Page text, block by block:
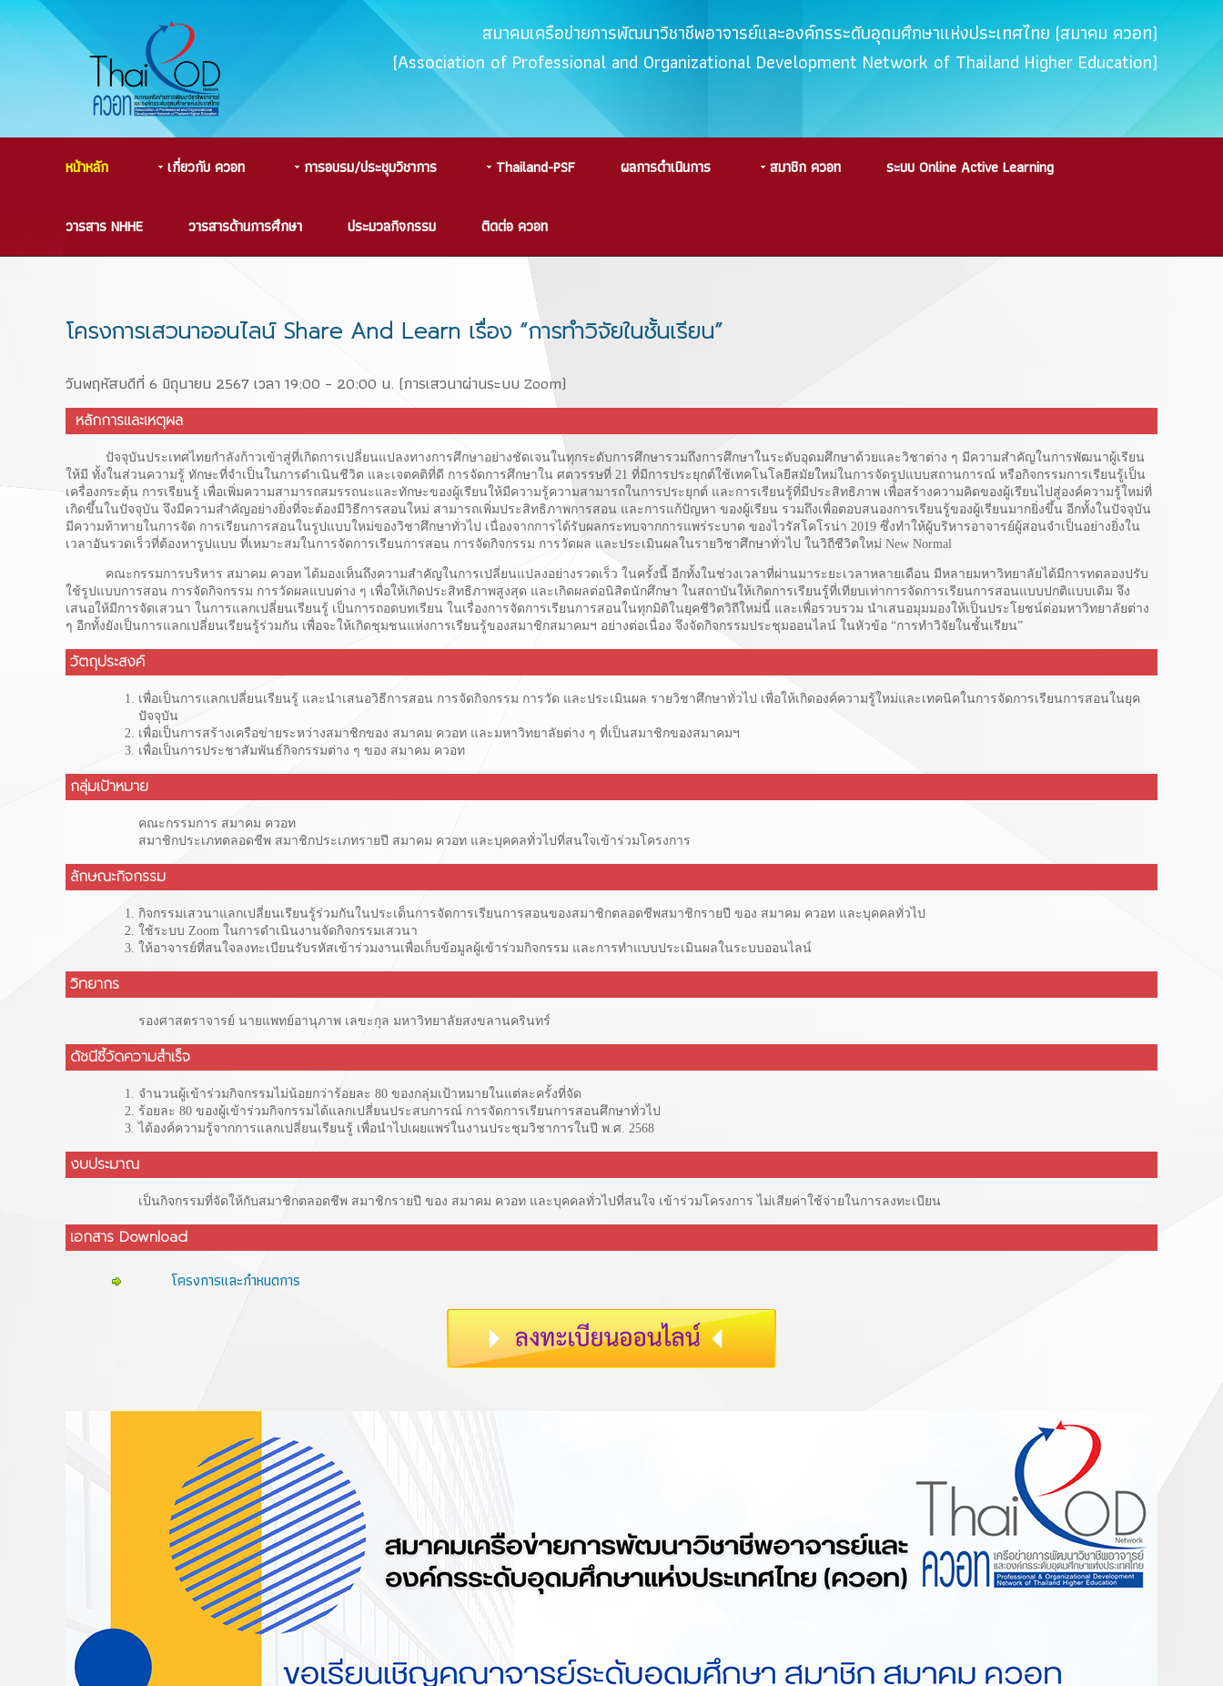
สมาคมเครือข่ายการพัฒนาวิชาชีพอาจารย์และองค์กรระดับอุดมศึกษาแห่งประเทศไทย (สมาคม ควอท)
(Association of Professional and Organizational Development Network of Thailand Higher Education)
หน้าหลัก เกี่ยวกับ ควอท การอบรม/ประชุมวิชาการ Thailand-PSF ผลการดำเนินการ สมาชิก ควอท ระบบ Online Active Learning
วารสาร NHHE วารสารด้านการศึกษา ประมวลกิจกรรม ติดต่อ ควอท
โครงการเสวนาออนไลน์ Share And Learn เรื่อง “การทำวิจัยในชั้นเรียน”
วันพฤหัสบดีที่ 6 มิถุนายน 2567 เวลา 19:00 – 20:00 น. (การเสวนาผ่านระบบ Zoom)
หลักการและเหตุผล
ปัจจุบันประเทศไทยกำลังก้าวเข้าสู่ที่เกิดการเปลี่ยนแปลงทางการศึกษาอย่างชัดเจนในทุกระดับการศึกษารวมถึงการศึกษาในระดับอุดมศึกษาด้วยและวิชาต่าง ๆ มีความสำคัญในการพัฒนาผู้เรียน
ให้มี ทั้งในส่วนความรู้ ทักษะที่จำเป็นในการดำเนินชีวิต และเจตคติที่ดี การจัดการศึกษาใน ศตวรรษที่ 21 ที่มีการประยุกต์ใช้เทคโนโลยีสมัยใหม่ในการจัดรูปแบบสถานการณ์ หรือกิจกรรมการเรียนรู้เป็น
เครื่องกระตุ้น การเรียนรู้ เพื่อเพิ่มความสามารถสมรรถนะและทักษะของผู้เรียนให้มีความรู้ความสามารถในการประยุกต์ และการเรียนรู้ที่มีประสิทธิภาพ เพื่อสร้างความคิดของผู้เรียนไปสู่องค์ความรู้ใหม่ที่
เกิดขึ้นในปัจจุบัน จึงมีความสำคัญอย่างยิ่งที่จะต้องมีวิธีการสอนใหม่ สามารถเพิ่มประสิทธิภาพการสอน และการแก้ปัญหา ของผู้เรียน รวมถึงเพื่อตอบสนองการเรียนรู้ของผู้เรียนมากยิ่งขึ้น อีกทั้งในปัจจุบัน
มีความท้าทายในการจัด การเรียนการสอนในรูปแบบใหม่ของวิชาศึกษาทั่วไป เนื่องจากการได้รับผลกระทบจากการแพร่ระบาด ของไวรัสโคโรน่า 2019 ซึ่งทำให้ผู้บริหารอาจารย์ผู้สอนจำเป็นอย่างยิ่งใน
เวลาอันรวดเร็วที่ต้องหารูปแบบ ที่เหมาะสมในการจัดการเรียนการสอน การจัดกิจกรรม การวัดผล และประเมินผลในรายวิชาศึกษาทั่วไป ในวิถีชีวิตใหม่ New Normal
คณะกรรมการบริหาร สมาคม ควอท ได้มองเห็นถึงความสำคัญในการเปลี่ยนแปลงอย่างรวดเร็ว ในครั้งนี้ อีกทั้งในช่วงเวลาที่ผ่านมาระยะเวลาหลายเดือน มีหลายมหาวิทยาลัยได้มีการทดลองปรับ
ใช้รูปแบบการสอน การจัดกิจกรรม การวัดผลแบบต่าง ๆ เพื่อให้เกิดประสิทธิภาพสูงสุด และเกิดผลต่อนิสิตนักศึกษา ในสถาบันให้เกิดการเรียนรู้ที่เทียบเท่าการจัดการเรียนการสอนแบบปกติแบบเดิม จึง
เสนอให้มีการจัดเสวนา ในการแลกเปลี่ยนเรียนรู้ เป็นการถอดบทเรียน ในเรื่องการจัดการเรียนการสอนในทุกมิติในยุคชีวิตวิถีใหม่นี้ และเพื่อรวบรวม นำเสนอมุมมองให้เป็นประโยชน์ต่อมหาวิทยาลัยต่าง
ๆ อีกทั้งยังเป็นการแลกเปลี่ยนเรียนรู้ร่วมกัน เพื่อจะให้เกิดชุมชนแห่งการเรียนรู้ของสมาชิกสมาคมฯ อย่างต่อเนื่อง จึงจัดกิจกรรมประชุมออนไลน์ ในหัวข้อ “การทำวิจัยในชั้นเรียน”
วัตถุประสงค์
เพื่อเป็นการแลกเปลี่ยนเรียนรู้ และนำเสนอวิธีการสอน การจัดกิจกรรม การวัด และประเมินผล รายวิชาศึกษาทั่วไป เพื่อให้เกิดองค์ความรู้ใหม่และเทคนิคในการจัดการเรียนการสอนในยุค
ปัจจุบัน
เพื่อเป็นการสร้างเครือข่ายระหว่างสมาชิกของ สมาคม ควอท และมหาวิทยาลัยต่าง ๆ ที่เป็นสมาชิกของสมาคมฯ
เพื่อเป็นการประชาสัมพันธ์กิจกรรมต่าง ๆ ของ สมาคม ควอท
กลุ่มเป้าหมาย
คณะกรรมการ สมาคม ควอท
สมาชิกประเภทตลอดชีพ สมาชิกประเภทรายปี สมาคม ควอท และบุคคลทั่วไปที่สนใจเข้าร่วมโครงการ
ลักษณะกิจกรรม
กิจกรรมเสวนาแลกเปลี่ยนเรียนรู้ร่วมกันในประเด็นการจัดการเรียนการสอนของสมาชิกตลอดชีพสมาชิกรายปี ของ สมาคม ควอท และบุคคลทั่วไป
ใช้ระบบ Zoom ในการดำเนินงานจัดกิจกรรมเสวนา
ให้อาจารย์ที่สนใจลงทะเบียนรับรหัสเข้าร่วมงานเพื่อเก็บข้อมูลผู้เข้าร่วมกิจกรรม และการทำแบบประเมินผลในระบบออนไลน์
วิทยากร
รองศาสตราจารย์ นายแพทย์อานุภาพ เลขะกุล มหาวิทยาลัยสงขลานครินทร์
ดัชนีชี้วัดความสำเร็จ
จำนวนผู้เข้าร่วมกิจกรรมไม่น้อยกว่าร้อยละ 80 ของกลุ่มเป้าหมายในแต่ละครั้งที่จัด
ร้อยละ 80 ของผู้เข้าร่วมกิจกรรมได้แลกเปลี่ยนประสบการณ์ การจัดการเรียนการสอนศึกษาทั่วไป
ได้องค์ความรู้จากการแลกเปลี่ยนเรียนรู้ เพื่อนำไปเผยแพร่ในงานประชุมวิชาการในปี พ.ศ. 2568
งบประมาณ
เป็นกิจกรรมที่จัดให้กับสมาชิกตลอดชีพ สมาชิกรายปี ของ สมาคม ควอท และบุคคลทั่วไปที่สนใจ เข้าร่วมโครงการ ไม่เสียค่าใช้จ่ายในการลงทะเบียน
เอกสาร Download
โครงการและกำหนดการ